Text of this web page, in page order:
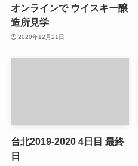
オンラインで ウイスキー醸
造所見学
2020年12月21日
台北2019-2020 4日目 最終
日